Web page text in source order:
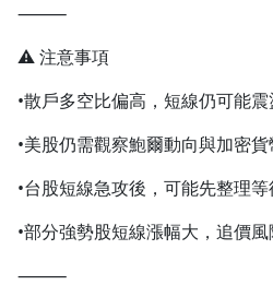
⸻
⚠️ 注意事項
•散戶多空比偏高，短線仍可能
•美股仍需觀察鮑爾動向與加密
•台股短線急攻後，可能先整理
•部分強勢股短線漲幅大，追價
⸻